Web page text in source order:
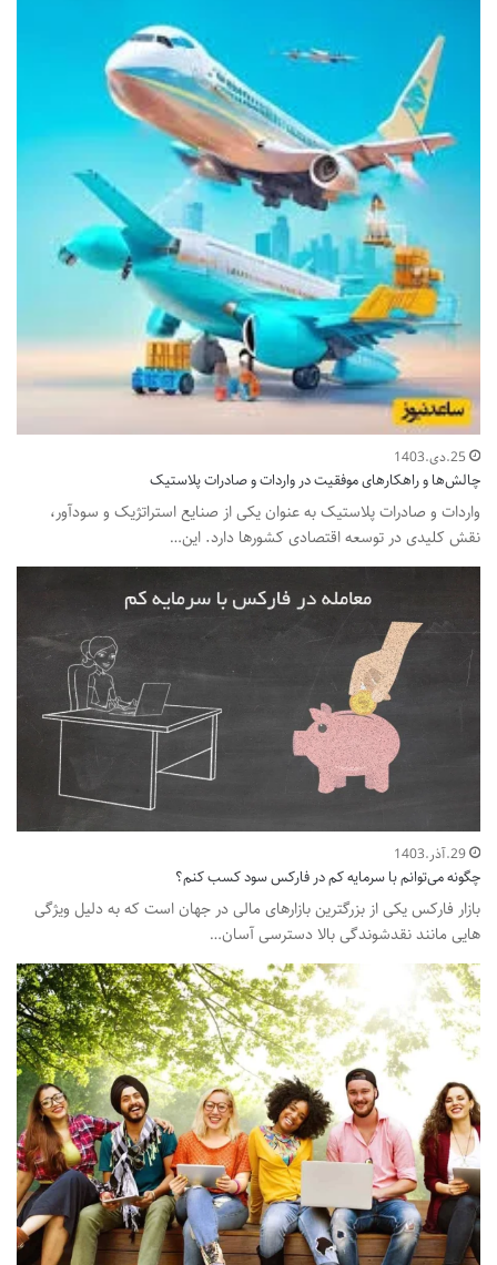
25.دی.1403
چالش‌ها و راهکارهای موفقیت در واردات و صادرات پلاستیک
واردات و صادرات پلاستیک به عنوان یکی از صنایع استراتژیک و سودآور،
نقش کلیدی در توسعه اقتصادی کشورها دارد. این…
29.آذر.1403
چگونه می‌توانم با سرمایه کم در فارکس سود کسب کنم؟
بازار فارکس یکی از بزرگترین بازارهای مالی در جهان است که به دلیل ویژگی
هایی مانند نقدشوندگی بالا دسترسی آسان…